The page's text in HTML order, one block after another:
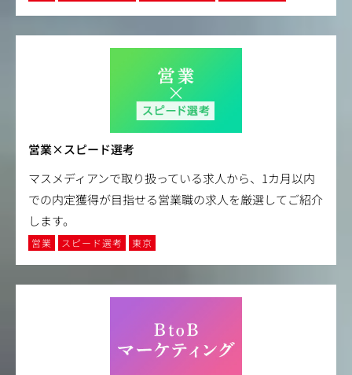
営業×スピード選考
マスメディアンで取り扱っている求人から、1カ月以内
での内定獲得が目指せる営業職の求人を厳選してご紹介
します。
営業 スピード選考 東京